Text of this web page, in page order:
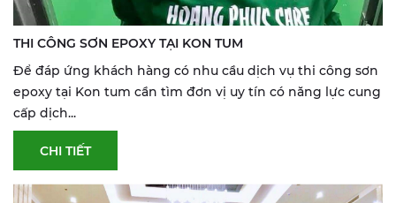
THI CÔNG SƠN EPOXY TẠI KON TUM
Để đáp ứng khách hàng có nhu cầu dịch vụ thi công sơn
epoxy tại Kon tum cần tìm đơn vị uy tín có năng lực cung
cấp dịch...
CHI TIẾT